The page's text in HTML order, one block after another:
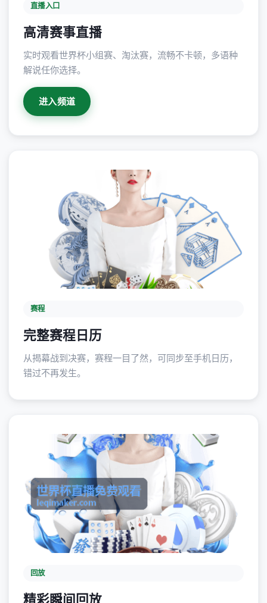
直播入口
高清赛事直播
实时观看世界杯小组赛、淘汰赛，流畅不卡顿，多语种
解说任你选择。
进入频道
赛程
完整赛程日历
从揭幕战到决赛，赛程一目了然，可同步至手机日历，
错过不再发生。
回放
精彩瞬间回放